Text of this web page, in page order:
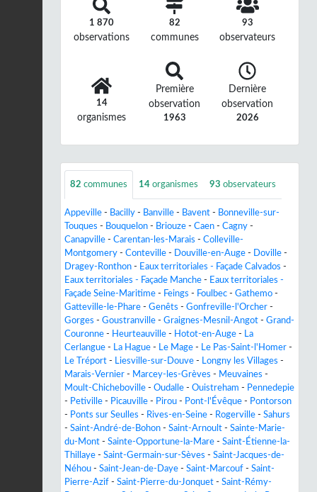
1 870
observations
82
communes
93
observateurs
14
organismes
Première
observation
1963
Dernière
observation
2026
82 communes 14 organismes 93 observateurs
Appeville - Bacilly - Banville - Bavent - Bonneville-sur-
Touques - Bouquelon - Briouze - Caen - Cagny -
Canapville - Carentan-les-Marais - Colleville-
Montgomery - Conteville - Douville-en-Auge - Doville -
Dragey-Ronthon - Eaux territoriales - Façade Calvados -
Eaux territoriales - Façade Manche - Eaux territoriales -
Façade Seine-Maritime - Feings - Foulbec - Gathemo -
Gatteville-le-Phare - Genêts - Gonfreville-l'Orcher -
Gorges - Goustranville - Graignes-Mesnil-Angot - Grand-
Couronne - Heurteauville - Hotot-en-Auge - La
Cerlangue - La Hague - Le Mage - Le Pas-Saint-l'Homer -
Le Tréport - Liesville-sur-Douve - Longny les Villages -
Marais-Vernier - Marcey-les-Grèves - Meuvaines -
Moult-Chicheboville - Oudalle - Ouistreham - Pennedepie
- Petiville - Picauville - Pirou - Pont-l'Évêque - Pontorson
- Ponts sur Seulles - Rives-en-Seine - Rogerville - Sahurs
- Saint-André-de-Bohon - Saint-Arnoult - Sainte-Marie-
du-Mont - Sainte-Opportune-la-Mare - Saint-Étienne-la-
Thillaye - Saint-Germain-sur-Sèves - Saint-Jacques-de-
Néhou - Saint-Jean-de-Daye - Saint-Marcouf - Saint-
Pierre-Azif - Saint-Pierre-du-Jonquet - Saint-Rémy-